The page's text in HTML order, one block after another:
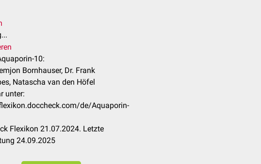
10:
Bornhauser, Dr. Frank
Natascha van den Höfel
unter:
de/Aquaporin-
Flexikon 21.07.2024. Letzte
24.09.2025